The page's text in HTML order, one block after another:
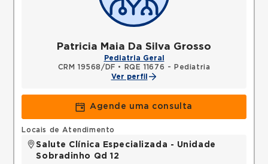
Patricia Maia Da Silva Grosso
Pediatria Geral
CRM 19568/DF •
RQE 11676 - Pediatria
Ver perfil
Agende uma consulta
Locais de Atendimento
Salute Clínica Especializada - Unidade
Sobradinho Qd 12